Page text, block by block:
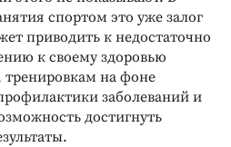
спортом это уже залог
приводить к недостаточно
к своему здоровью
на фоне
заболеваний и
достигнуть